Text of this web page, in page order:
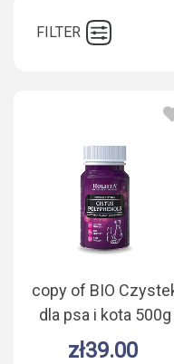
FILTER
copy of BIO
dla psa i kota 500g
zł39.00